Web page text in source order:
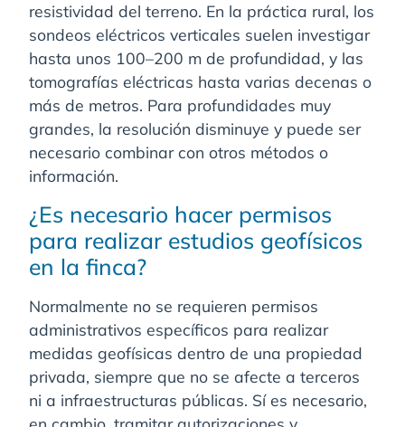
resistividad del terreno. En la práctica rural, los
sondeos eléctricos verticales suelen investigar
hasta unos 100–200 m de profundidad, y las
tomografías eléctricas hasta varias decenas o
más de metros. Para profundidades muy
grandes, la resolución disminuye y puede ser
necesario combinar con otros métodos o
información.
¿Es necesario hacer permisos
para realizar estudios geofísicos
en la finca?
Normalmente no se requieren permisos
administrativos específicos para realizar
medidas geofísicas dentro de una propiedad
privada, siempre que no se afecte a terceros
ni a infraestructuras públicas. Sí es necesario,
en cambio, tramitar autorizaciones y